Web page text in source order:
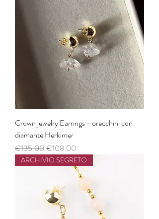
Crown jewelry Earrings - orecchini con
diamante Herkimer
Regular Price
€135.00Sale Price
€108.00
ARCHIVIO SEGRETO